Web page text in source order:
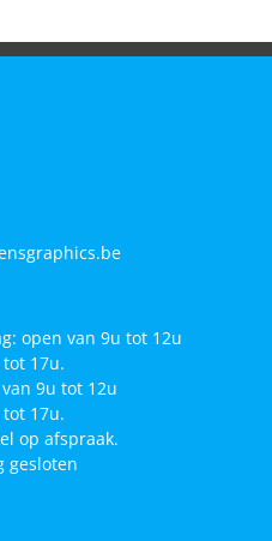
open van 9u tot 12u
17u.
9u tot 12u
17u.
op afspraak.
gesloten